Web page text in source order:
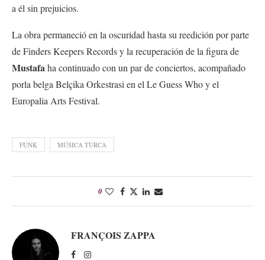
a él sin prejuicios.
La obra permaneció en la oscuridad hasta su reedición por parte
de Finders Keepers Records y la recuperación de la figura de
Mustafaha continuado con un par de conciertos, acompañado
porla belga Belçika Orkestrasi en el Le Guess Who y el
Europalia Arts Festival.
FUNK MÚSICA TURCA
0
FRANÇOIS ZAPPA